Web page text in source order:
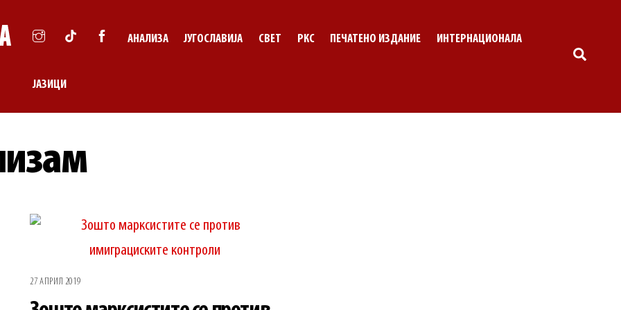
АНАЛИЗА ЈУГОСЛАВИЈА СВЕТ РКС ПЕЧАТЕНО ИЗДАНИЕ ИНТЕРНАЦИОНАЛА
ЈАЗИЦИ
27 АПРИЛ 2019